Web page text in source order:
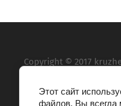
Copyright © 2017
Этот сайт
файлов. Вы всегда